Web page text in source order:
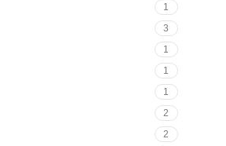
1
3
1
1
1
2
2